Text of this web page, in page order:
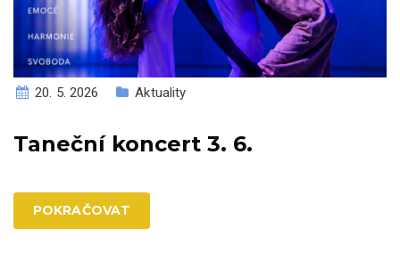
20. 5. 2026 Aktuality
Taneční koncert 3. 6.
POKRAČOVAT